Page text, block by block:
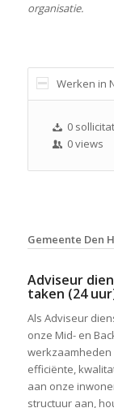
organisatie.
Werken in
0
0 views
Gemeente Den
Adviseur
taken (24
Als Adviseur
onze Mid- en
efficiënte,
aan onze
structuur aan,